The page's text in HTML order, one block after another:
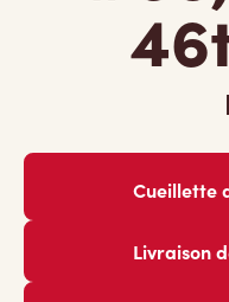
Cueillette
Livraison